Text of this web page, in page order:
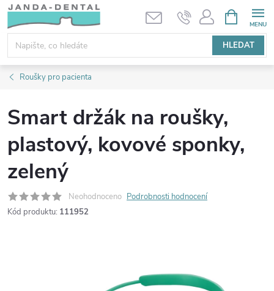
Přejít
obsah
HLEDAT
NÁKUPNÍ
KOŠÍK
Roušky pro pacienta
Smart držák na roušky,
plastový, kovové sponky,
zelený
Neohodnoceno Podrobnosti hodnocení
Kód produktu: 111952